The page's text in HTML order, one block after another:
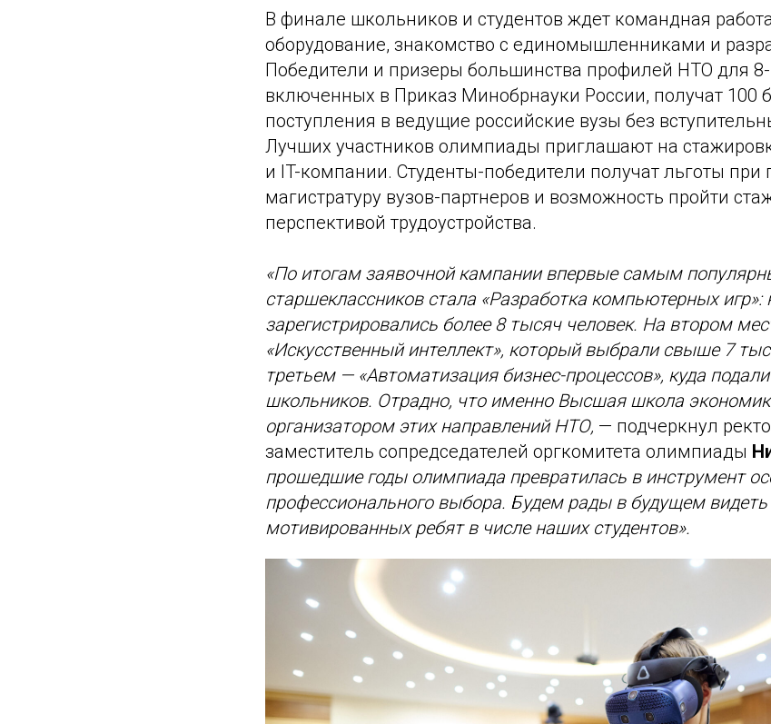
В финале школьников и студентов ждет командная
оборудование, знакомство с единомышленниками и
Победители и призеры большинства профилей НТО для 8-
включенных в Приказ Минобрнауки России, получат 100
поступления в ведущие российские вузы без
Лучших участников олимпиады приглашают на
и IT-компании. Студенты-победители получат льготы при
магистратуру вузов-партнеров и возможность пройти
перспективой трудоустройства.
«По итогам заявочной кампании впервые самым
старшеклассников стала «Разработка компьютерных игр»:
зарегистрировались более 8 тысяч человек. На втором
«Искусственный интеллект», который выбрали свыше 7
третьем — «Автоматизация бизнес-процессов», куда
школьников. Отрадно, что именно Высшая школа
организатором этих направлений НТО, — подчеркнул
заместитель сопредседателей оргкомитета олимпиады
прошедшие годы олимпиада превратилась в инструмент
профессионального выбора. Будем рады в будущем видеть
мотивированных ребят в числе наших студентов».